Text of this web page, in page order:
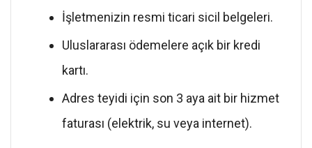
İşletmenizin resmi ticari sicil belgeleri.
Uluslararası ödemelere açık bir kredi
kartı.
Adres teyidi için son 3 aya ait bir hizmet
faturası (elektrik, su veya internet).